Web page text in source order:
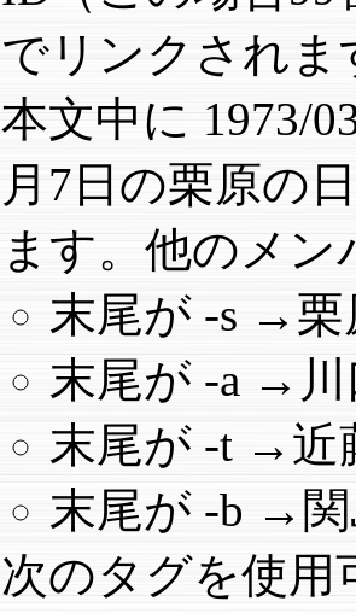
でリンクされま
本文中に 1973/
月7日の栗原の
ます。他のメ
末尾が -s →
末尾が -a →
末尾が -t →近
末尾が -b →
次のタグを使用